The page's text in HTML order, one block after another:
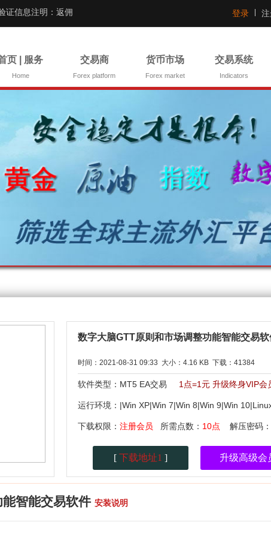
证信息注明：返佣 登录
页 | 服务
Home
交易商
Forex platform
货币市场
Forex market
交易系统
Indicators
数字大脑GTT原则和市场调整功能智能交易软
时间：2021-08-31 09:33 大小：4.16 KB 下载：41384
软件类型：MT5 EA交易 1点=1元 升级终身VIP
运行环境：|Win XP|Win 7|Win 8|Win 9|Win
下载权限： 注册会员 所需点数： 10点 解压密码：
[ 下载地址1 ] 升级高级会
智能交易软件 安装说明